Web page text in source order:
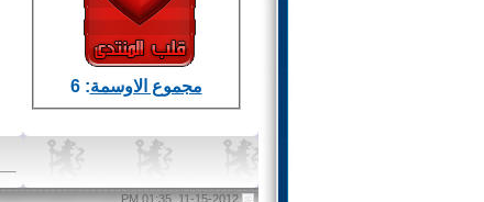
مجموع الاوسمة: 6
11-15-2012, 01:35 PM